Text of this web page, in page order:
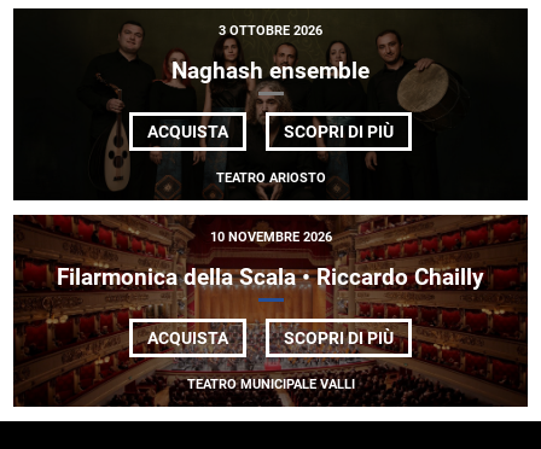
3 OTTOBRE 2026
Naghash ensemble
ACQUISTA SCOPRI DI PIÙDI
NAGHASH
TEATRO ARIOSTO
10 NOVEMBRE 2026
Filarmonica della Scala • Riccardo Chailly
ACQUISTA SCOPRI DI PIÙDI
FILARMONICA
DELLA
SCALA
•
RICCARDO
TEATRO MUNICIPALE VALLI